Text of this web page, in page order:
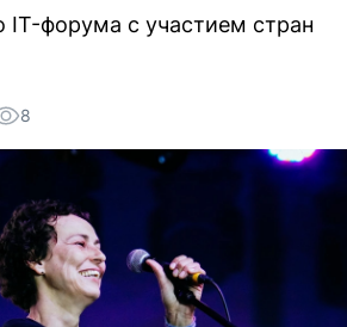
IT-форума с участием стран
8